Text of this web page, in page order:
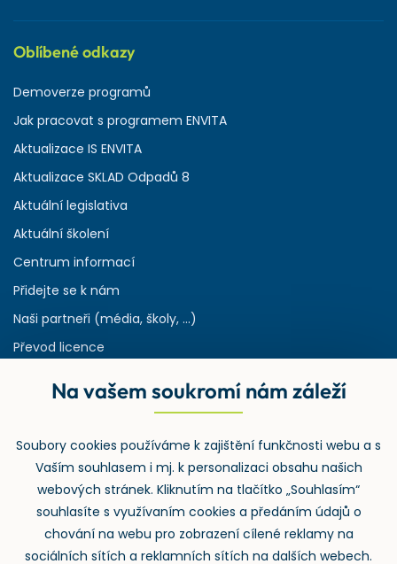
Oblíbené odkazy
Demoverze programů
Jak pracovat s programem ENVITA
Aktualizace IS ENVITA
Aktualizace SKLAD Odpadů 8
Aktuální legislativa
Aktuální školení
Centrum informací
Přidejte se k nám
Naši partneři (média, školy, ...)
Převod licence
Rejstřík používaných zkratek v odpadech
Zpětný odběr
Na vašem soukromí nám záleží
Soubory cookies používáme k zajištění funkčnosti webu a s
Vaším souhlasem i mj. k personalizaci obsahu našich
webových stránek. Kliknutím na tlačítko „Souhlasím“
souhlasíte s využívaním cookies a předáním údajů o
chování na webu pro zobrazení cílené reklamy na
sociálních sítích a reklamních sítích na dalších webech.